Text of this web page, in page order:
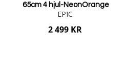
65cm 4 hjul-NeonOrange
EPIC
2 499 KR